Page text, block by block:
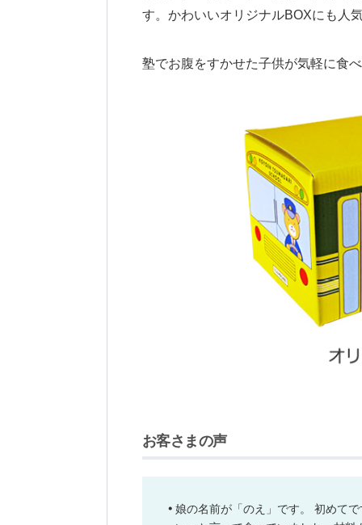
す。かわいいオリジナルBOXにも人
塾でお腹をすかせた子供が気軽に食